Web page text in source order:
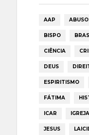
AAP
BISPO
CIÊNCIA
DEUS
ESPIRITISMO
FÁTIMA
ICAR IGREJA
JESUS